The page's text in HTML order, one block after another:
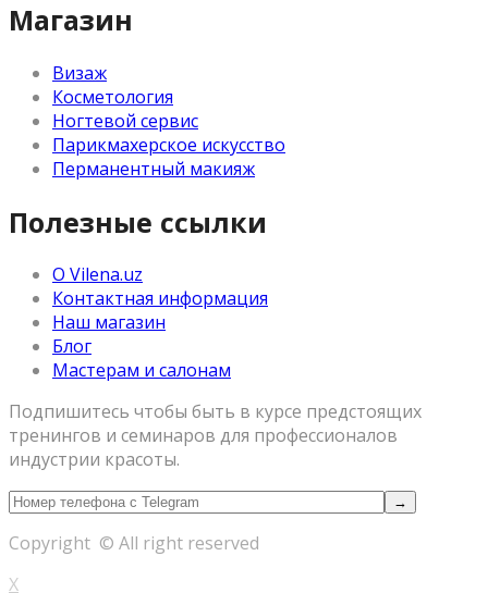
Магазин
Визаж
Косметология
Ногтевой сервис
Парикмахерское искусство
Перманентный макияж
Полезные ссылки
О Vilena.uz
Контактная информация
Наш магазин
Блог
Мастерам и салонам
Подпишитесь чтобы быть в курсе предстоящих
тренингов и семинаров для профессионалов
индустрии красоты.
Copyright © All right reserved
X